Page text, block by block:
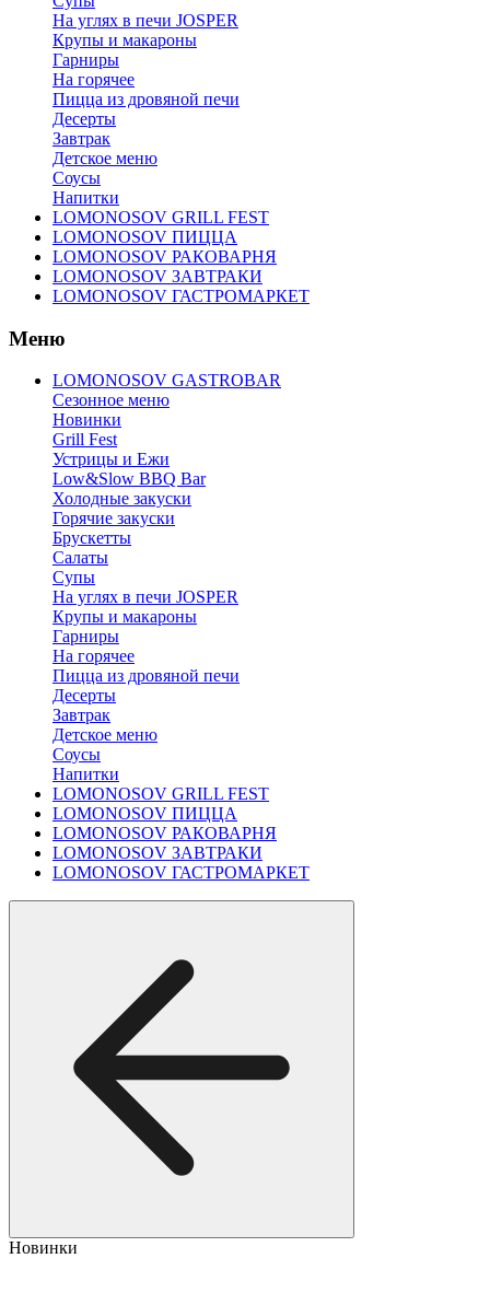
На углях в печи JOSPER
Крупы и макароны
Гарниры
На горячее
Пицца из дровяной печи
Десерты
Завтрак
Детское меню
Соусы
Напитки
LOMONOSOV GRILL FEST
LOMONOSOV ПИЦЦА
LOMONOSOV РАКОВАРНЯ
LOMONOSOV ЗАВТРАКИ
LOMONOSOV ГАСТРОМАРКЕТ
Меню
LOMONOSOV GASTROBAR
Сезонное меню
Новинки
Grill Fest
Устрицы и Ежи
Low&Slow BBQ Bar
Холодные закуски
Горячие закуски
Брускетты
Салаты
Супы
На углях в печи JOSPER
Крупы и макароны
Гарниры
На горячее
Пицца из дровяной печи
Десерты
Завтрак
Детское меню
Соусы
Напитки
LOMONOSOV GRILL FEST
LOMONOSOV ПИЦЦА
LOMONOSOV РАКОВАРНЯ
LOMONOSOV ЗАВТРАКИ
LOMONOSOV ГАСТРОМАРКЕТ
Новинки